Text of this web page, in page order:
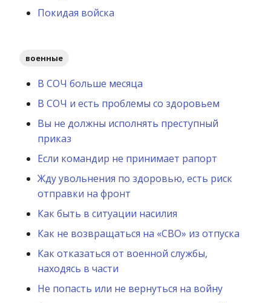
Покидая войска
военные
В СОЧ больше месяца
В СОЧ и есть проблемы со здоровьем
Вы не должны исполнять преступный
приказ
Если командир не принимает рапорт
Жду увольнения по здоровью, есть риск
отправки на фронт
Как быть в ситуации насилия
Как не возвращаться на «СВО» из отпуска
Как отказаться от военной службы,
находясь в части
Не попасть или не вернуться на войну